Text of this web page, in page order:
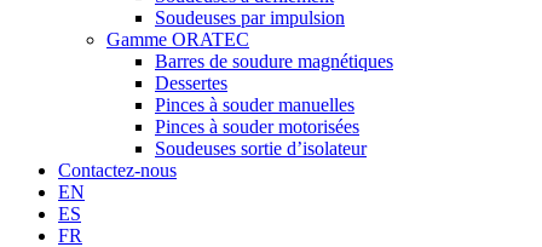
Soudeuses par impulsion
Gamme ORATEC
Barres de soudure magnétiques
Dessertes
Pinces à souder manuelles
Pinces à souder motorisées
Soudeuses sortie d’isolateur
Contactez-nous
EN
ES
FR